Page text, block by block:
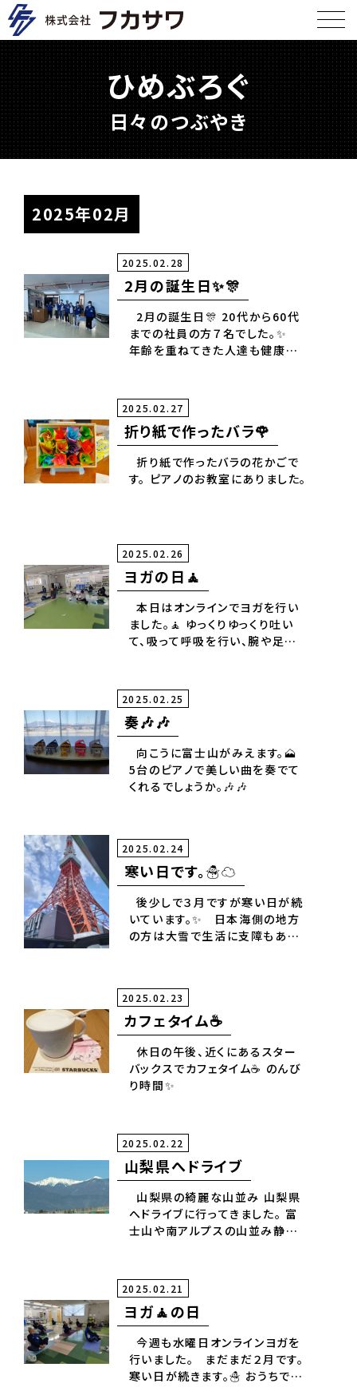
ひめぶろぐ
日々のつぶやき
2025年02月
2025.02.28
2月の誕生日✨🎊
2月の誕生日🎊 20代から60代
までの社員の方７名でした。✨
年齢を重ねてきた人達も健康の
健康の大切さを有り難く感じた時
間となりました。✨🎊
2025.02.27
折り紙で作ったバラ🌹
折り紙で作ったバラの花かごで
す。 ピアノのお教室にありました。
2025.02.26
ヨガの日🧘
本日はオンラインでヨガを行い
ました。🧘 ゆっくりゆっくり吐い
て、吸って呼吸を行い、腕や足を
2025.02.25
奏🎶🎶
向こうに富士山がみえます。🗻
5台のピアノで美しい曲を奏でて
くれるでしょうか。🎶🎶
2025.02.24
寒い日です。☃️☁️
後少しで３月ですが寒い日が続
いています。✨ 日本海側の地方
の方は大雪で生活に支障もあり
遠しいです。🌸🌸 写真は昨年９月
にはとバスに乗って見た東京タワ
ーです🗼
2025.02.23
カフェタイム☕
休日の午後、近くにあるスター
バックスでカフェタイム☕ のんび
り時間✨
2025.02.22
山梨県へドライブ
山梨県の綺麗な山並み 山梨県
へドライブに行ってきました。 富
士山や南アルプスの山並み静岡
2025.02.21
ヨガ🧘の日
今週も水曜日オンラインヨガを
行いました。 まだまだ２月です。
寒い日が続きます。☃️ おうちでも